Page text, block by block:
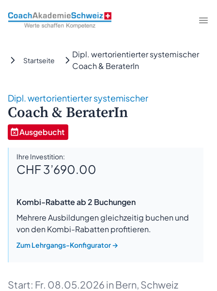
CoachAkademieSchweiz
Startseite
Dipl. wertorientierter systemischer
Coach & BeraterIn
Dipl. wertorientierter systemischer
Coach & BeraterIn
Ausgebucht
Ihre Investition:
CHF 3’690.00
Kombi-Rabatte ab 2 Buchungen
Mehrere Ausbildungen gleichzeitig buchen und
von den Kombi-Rabatten profitieren.
Zum Lehrgangs-Konfigurator→
Start: Fr. 08.05.2026 in Bern, Schweiz